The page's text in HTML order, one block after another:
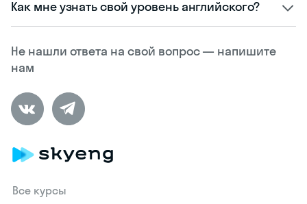
Не нашли ответа на свой вопрос — напишите
нам
Как мне узнать свой уровень английского?
Все курсы